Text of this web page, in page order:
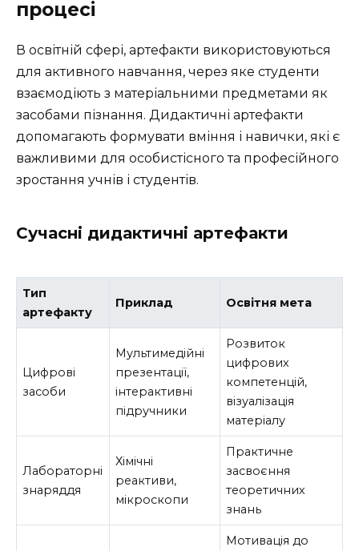
процесі
В освітній сфері, артефакти використовуються
для активного навчання, через яке студенти
взаємодіють з матеріальними предметами як
засобами пізнання. Дидактичні артефакти
допомагають формувати вміння і навички, які є
важливими для особистісного та професійного
зростання учнів і студентів.
Сучасні дидактичні артефакти
Тип
артефакту
Приклад Освітня мета
Цифрові
засоби
Мультимедійні
презентації,
інтерактивні
підручники
Розвиток
цифрових
компетенцій,
візуалізація
матеріалу
Лабораторні
знаряддя
Хімічні
реактиви,
мікроскопи
Практичне
засвоєння
теоретичних
знань
Мотивація до